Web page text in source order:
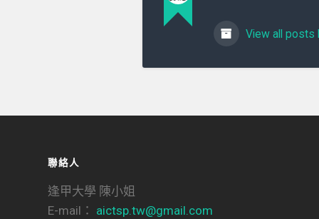
View all posts
聯絡人
逢甲大學 陳小姐
E-mail： aictsp.tw@gmail.com